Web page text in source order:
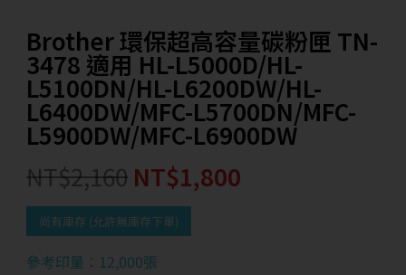
Brother 環保超高容量碳粉匣 TN-
3478 適用 HL-L5000D/HL-
L5100DN/HL-L6200DW/HL-
L6400DW/MFC-L5700DN/MFC-
L5900DW/MFC-L6900DW
NT$2,160 NT$1,800
尚有庫存 (允許無庫存下單)
參考印量：12,000張